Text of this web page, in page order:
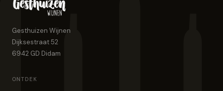
Gesthuizen Wijnen
Dijksestraat 52
6942 GD Didam
ONTDEK